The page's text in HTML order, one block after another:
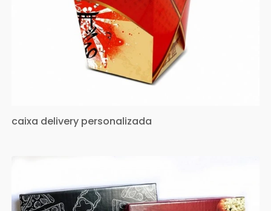
caixa delivery personalizada